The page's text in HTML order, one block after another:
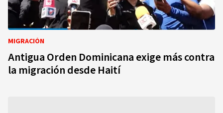
MIGRACIÓN
Antigua Orden Dominicana exige más contra
la migración desde Haití